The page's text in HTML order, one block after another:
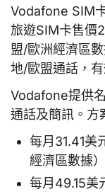
Vodafone SIM
旅遊SIM卡售價
盟/歐洲經濟區
地/歐盟通話，
Vodafone提供
通話及簡訊。方
每月31.41美
經濟區數據
每月49.15美